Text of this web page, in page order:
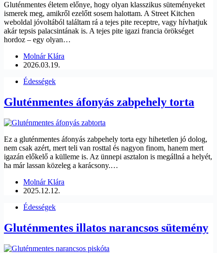
Gluténmentes életem előnye, hogy olyan klasszikus süteményeket
ismerek meg, amikről ezelőtt sosem halottam. A Street Kitchen
weboldal jóvoltából találtam rá a tejes pite receptre, vagy hívhatjuk
akár tepsis palacsintának is. A tejes pite igazi francia örökséget
hordoz – egy olyan…
Molnár Klára
2026.03.19.
Édességek
Gluténmentes áfonyás zabpehely torta
Ez a gluténmentes áfonyás zabpehely torta egy hihetetlen jó dolog,
nem csak azért, mert teli van rosttal és nagyon finom, hanem mert
igazán előkelő a külleme is. Az ünnepi asztalon is megállná a helyét,
ha már lassan közeleg a karácsony.…
Molnár Klára
2025.12.12.
Édességek
Gluténmentes illatos narancsos sütemény